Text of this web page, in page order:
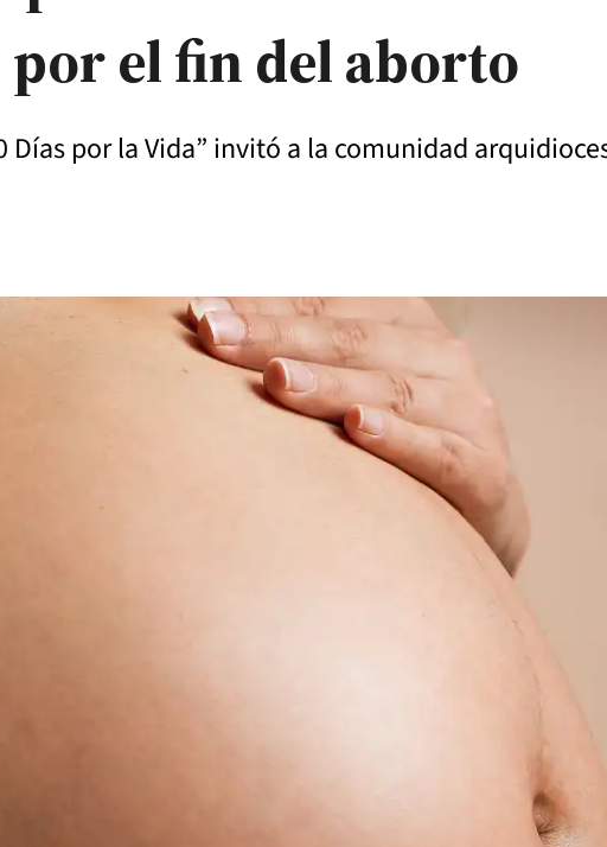
por el fin del aborto
Días por la Vida” invitó a la comunidad